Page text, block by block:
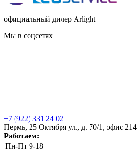
официальный дилер Arlight
Мы в соцсетях
+7 (922) 331 24 02
Пермь, 25 Октября ул., д. 70/1, офис 214
Работаем:
Пн-Пт 9-18